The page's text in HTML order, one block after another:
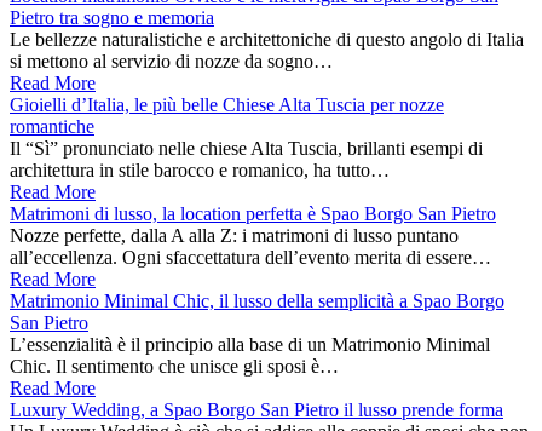
Pietro tra sogno e memoria
Le bellezze naturalistiche e architettoniche di questo angolo di Italia
si mettono al servizio di nozze da sogno…
Read More
Gioielli d’Italia, le più belle Chiese Alta Tuscia per nozze
romantiche
Il “Sì” pronunciato nelle chiese Alta Tuscia, brillanti esempi di
architettura in stile barocco e romanico, ha tutto…
Read More
Matrimoni di lusso, la location perfetta è Spao Borgo San Pietro
Nozze perfette, dalla A alla Z: i matrimoni di lusso puntano
all’eccellenza. Ogni sfaccettatura dell’evento merita di essere…
Read More
Matrimonio Minimal Chic, il lusso della semplicità a Spao Borgo
San Pietro
L’essenzialità è il principio alla base di un Matrimonio Minimal
Chic. Il sentimento che unisce gli sposi è…
Read More
Luxury Wedding, a Spao Borgo San Pietro il lusso prende forma